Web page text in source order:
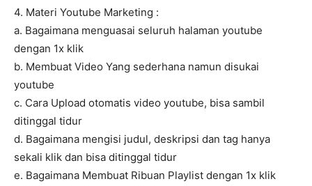
4. Materi Youtube Marketing :
a. Bagaimana menguasai seluruh halaman youtube
dengan 1x klik
b. Membuat Video Yang sederhana namun disukai
youtube
c. Cara Upload otomatis video youtube, bisa sambil
ditinggal tidur
d. Bagaimana mengisi judul, deskripsi dan tag hanya
sekali klik dan bisa ditinggal tidur
e. Bagaimana Membuat Ribuan Playlist dengan 1x klik